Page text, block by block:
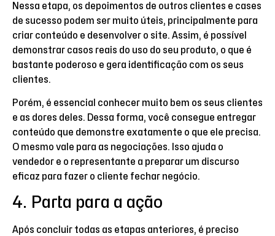
Nessa etapa, os depoimentos de outros clientes e cases
de sucesso podem ser muito úteis, principalmente para
criar conteúdo e desenvolver o site. Assim, é possível
demonstrar casos reais do uso do seu produto, o que é
bastante poderoso e gera identificação com os seus
clientes.
Porém, é essencial conhecer muito bem os seus clientes
e as dores deles. Dessa forma, você consegue entregar
conteúdo que demonstre exatamente o que ele precisa.
O mesmo vale para as negociações. Isso ajuda o
vendedor e o representante a preparar um discurso
eficaz para fazer o cliente fechar negócio.
4. Parta para a ação
Após concluir todas as etapas anteriores, é preciso